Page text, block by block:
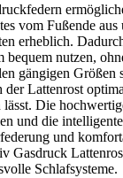
vom Fußende aus
erheblich.
bequem nutzen,
gängigen Größen
der Lattenrost
lässt. Die
und die
und
Gasdruck
Schlafsysteme.